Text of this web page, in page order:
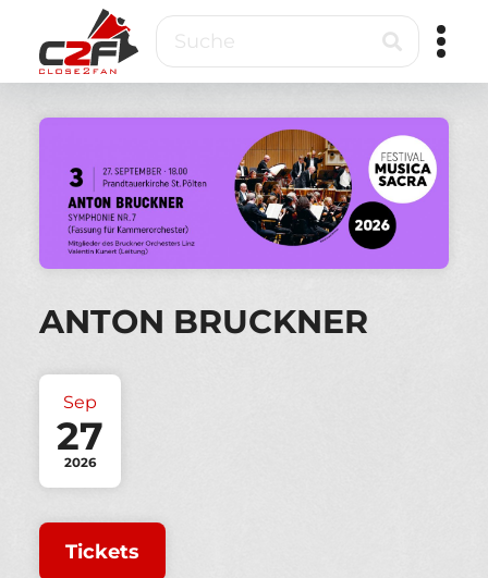
Inhalt
to
VIP
ticketing
Suche
ANTON BRUCKNER
Sep
27
2026
Tickets